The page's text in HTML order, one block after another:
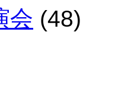
会 (48)